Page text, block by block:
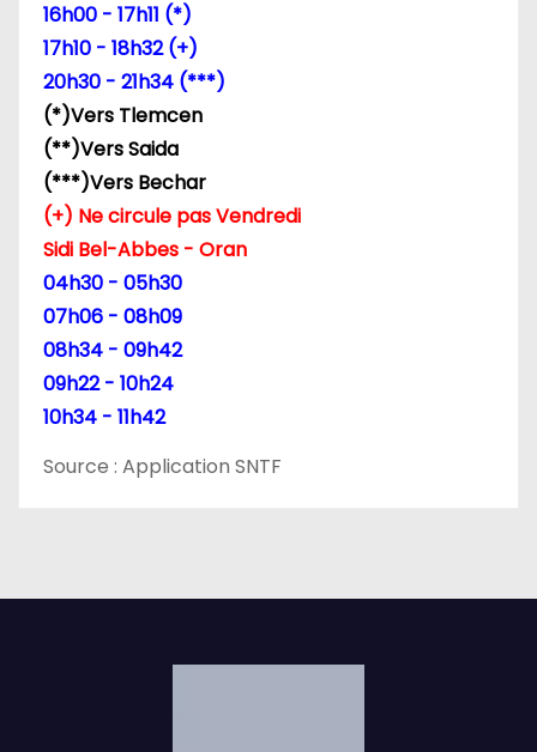
a
r
t
c
e
16h00 - 17h11 (*)
17h10 - 18h32 (+)
20h30 - 21h34 (***)
(*)Vers Tlemcen
(**)Vers Saida
(***)Vers Bechar
(+) Ne circule pas Vendredi
Sidi Bel-Abbes - Oran
04h30 - 05h30
07h06 - 08h09
08h34 - 09h42
09h22 - 10h24
10h34 - 11h42
Source : Application SNTF